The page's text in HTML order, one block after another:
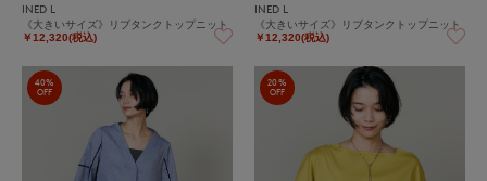
INED L
《大きいサイズ》リブタンクトップニット
￥12,320(税込)
INED L
《大きいサイズ》リブタンクトップニット
￥12,320(税込)
40%
OFF
20%
OFF